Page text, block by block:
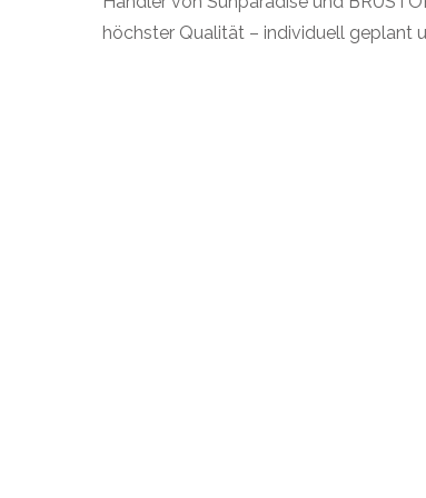
höchster Qualität – individuell geplant